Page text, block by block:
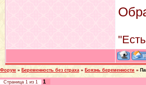
Форум » Беременность без страха » Боязнь беременности »
Страница 1 из 1 1